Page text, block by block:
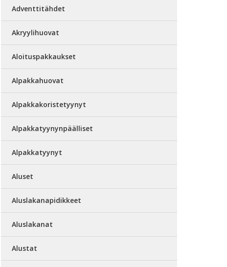
Adventtitähdet
Akryylihuovat
Aloituspakkaukset
Alpakkahuovat
Alpakkakoristetyynyt
Alpakkatyynynpäälliset
Alpakkatyynyt
Aluset
Aluslakanapidikkeet
Aluslakanat
Alustat